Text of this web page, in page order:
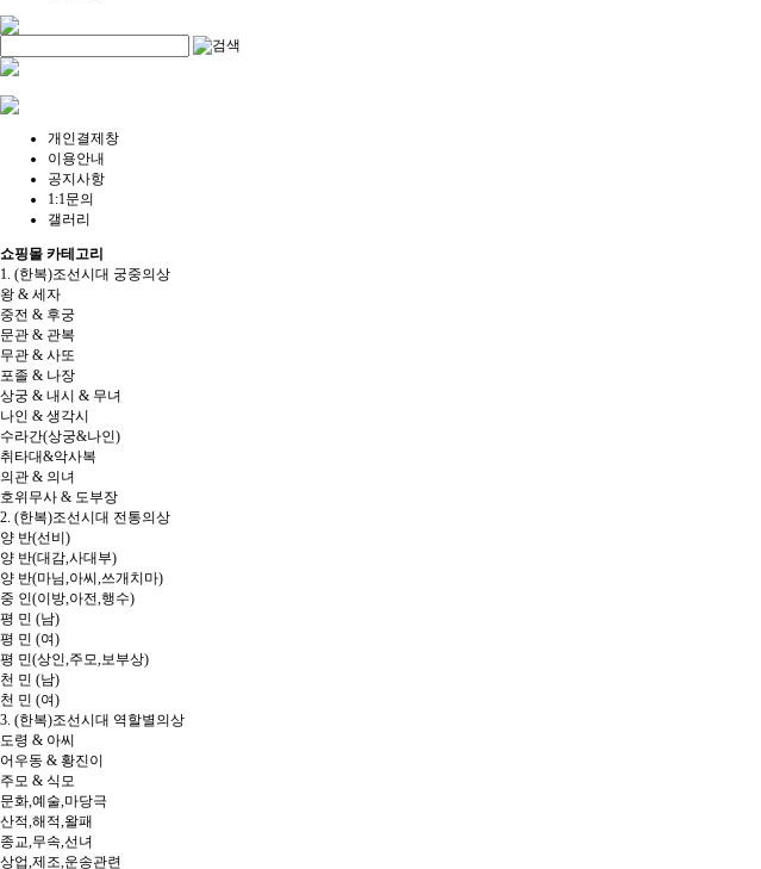
개인결제창
이용안내
공지사항
1:1문의
갤러리
쇼핑몰 카테고리
1. (한복)조선시대 궁중의상
왕 & 세자
중전 & 후궁
문관 & 관복
무관 & 사또
포졸 & 나장
상궁 & 내시 & 무녀
나인 & 생각시
수라간(상궁&나인)
취타대&악사복
의관 & 의녀
호위무사 & 도부장
2. (한복)조선시대 전통의상
양 반(선비)
양 반(대감,사대부)
양 반(마님,아씨,쓰개치마)
중 인(이방,아전,행수)
평 민 (남)
평 민 (여)
평 민(상인,주모,보부상)
천 민 (남)
천 민 (여)
3. (한복)조선시대 역할별의상
도령 & 아씨
어우동 & 황진이
주모 & 식모
문화,예술,마당극
산적,해적,왈패
종교,무속,선녀
상업,제조,운송관련